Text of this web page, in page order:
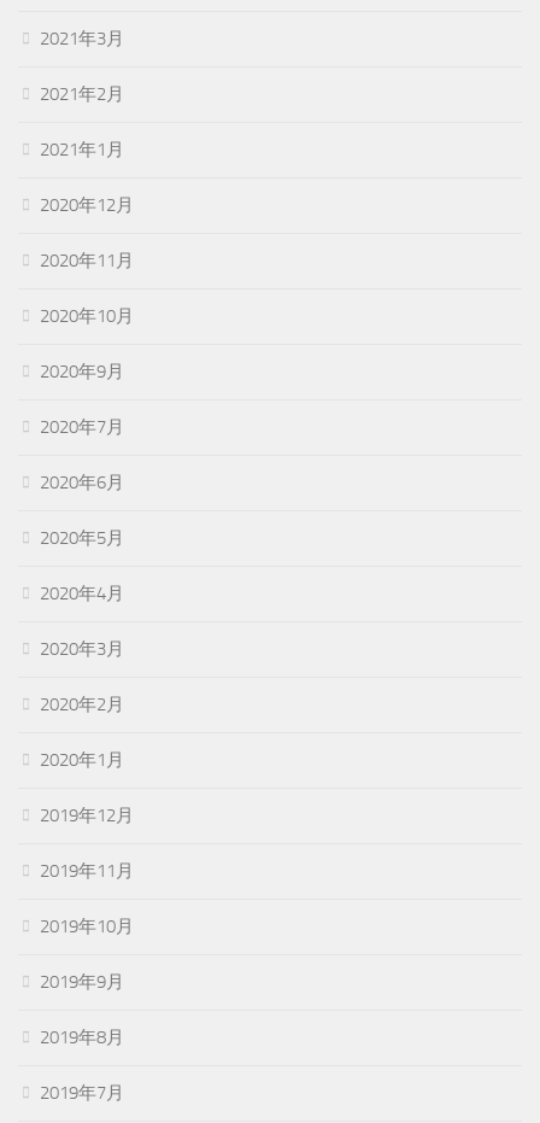
2021年3月
2021年2月
2021年1月
2020年12月
2020年11月
2020年10月
2020年9月
2020年7月
2020年6月
2020年5月
2020年4月
2020年3月
2020年2月
2020年1月
2019年12月
2019年11月
2019年10月
2019年9月
2019年8月
2019年7月